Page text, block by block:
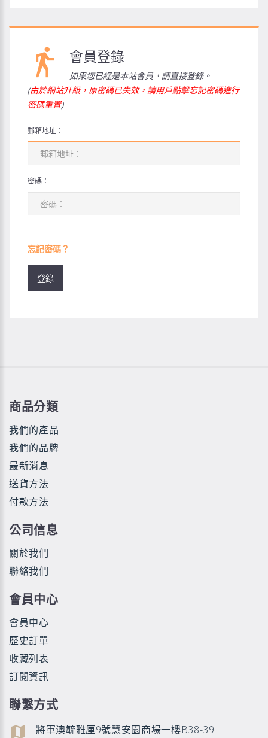
會員登錄
如果您已經是本站會員，請直接登錄。
(由於網站升級，原密碼已失效，請用戶點擊忘記密碼進行
密碼重置)
郵箱地址：
密碼：
忘記密碼？
商品分類
我們的產品
我們的品牌
最新消息
送貨方法
付款方法
公司信息
關於我們
聯絡我們
會員中心
會員中心
歷史訂單
收藏列表
訂閱資訊
聯繫方式
將軍澳毓雅厘9號慧安園商場一樓B38-39